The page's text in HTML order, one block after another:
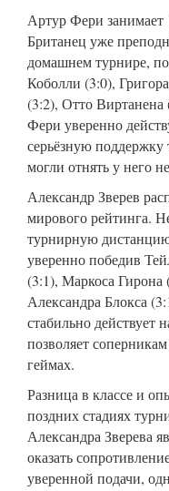
Артур Фери занимает
Британец уже
домашнем турнире,
Коболли (3:0),
(3:2), Отто
Фери уверенно
серьёзную поддержку
могли отнять у него
Александр Зверев
мирового рейтинга.
турнирную
уверенно победив
(3:1), Маркоса Гирона
Александра Блокса
стабильно действует
позволяет
геймах.
Разница в классе и
поздних стадиях
Александра Зверева
оказать
уверенной подачи,